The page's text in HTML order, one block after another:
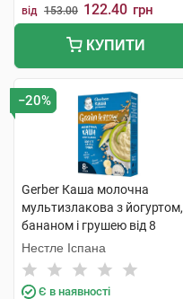
від 153.00 122.40 грн
КУПИТИ
−20%
Gerber Каша молочна
мультизлакова з йогуртом,
бананом і грушею від 8
місяців 240 г 1 коробка
Нестле Іспана
Є в наявності